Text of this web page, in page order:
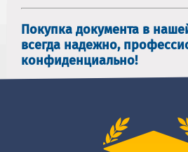
Покупка документа в
всегда надежно,
конфиденциально!